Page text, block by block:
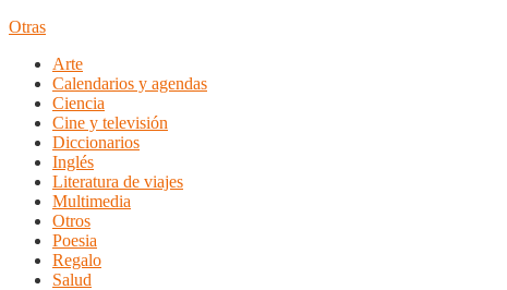
Otras
Arte
Calendarios y agendas
Ciencia
Cine y televisión
Diccionarios
Inglés
Literatura de viajes
Multimedia
Otros
Poesia
Regalo
Salud